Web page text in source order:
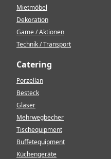
Mietmöbel
Dekoration
Game / Aktionen
Technik / Transport
Catering
Porzellan
Besteck
Gläser
Mehrwegbecher
Tischequipment
Buffetequipment
Küchengeräte